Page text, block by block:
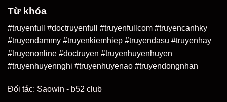
Từ khóa
#truyenfull #doctruyenfull #truyenfullcom #truyencanhky
#truyendammy #truyenkiemhiep #truyendasu #truyenhay
#truyenonline #doctruyen #truyenhuyenhuyen
#truyenhuyennghi #truyenhuyenao #truyendongnhan
Đối tác: Saowin - b52 club